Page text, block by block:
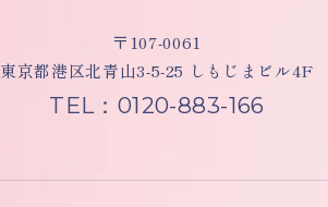
〒107-0061
東京都港区北青山3-5-25 しもじまビル4F
TEL：0120-883-166